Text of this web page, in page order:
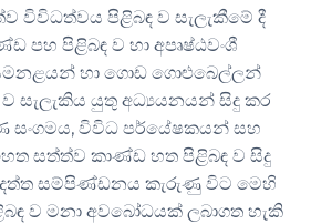
විවිධත්වය පිළිබඳ ව සැලැකීමේ දී
පහ පිළිබඳ ව හා අපෘෂ්ඨවංශී
හා ගොඩ ගොළුබෙල්ලන්
සැලැකිය යුතු අධ්‍යයනයන් සිදු කර
සංගමය, විවිධ පර්යේෂකයන් සහ
සත්ත්ව කාණ්ඩ හත පිළිබඳ ව සිදු
සම්පිණ්ඩනය කැරුණු විට මෙහි
ව මනා අවබෝධයක් ලබාගත හැකි